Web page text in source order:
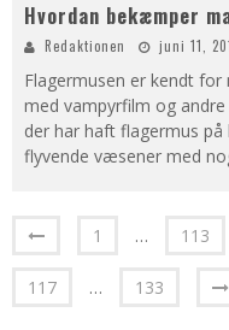
Hvordan bekæmper
Redaktionen juni 11,
Flagermusen er kendt
med vampyrfilm og
der har haft flagermus
flyvende væsener med
1 … 113
117 … 133